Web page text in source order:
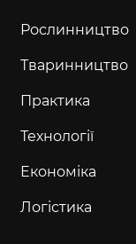
Рослинництво
Тваринництво
Практика
Технології
Економіка
Логістика